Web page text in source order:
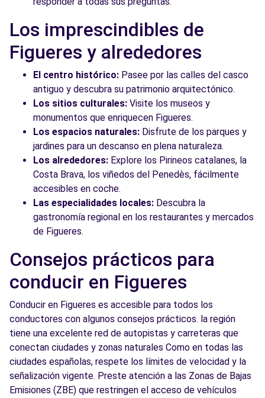
Los imprescindibles de
Figueres y alrededores
El centro histórico: Pasee por las calles del casco
antiguo y descubra su patrimonio arquitectónico.
Los sitios culturales: Visite los museos y
monumentos que enriquecen Figueres.
Los espacios naturales: Disfrute de los parques y
jardines para un descanso en plena naturaleza.
Los alrededores: Explore los Pirineos catalanes, la
Costa Brava, los viñedos del Penedès, fácilmente
accesibles en coche.
Las especialidades locales: Descubra la
gastronomía regional en los restaurantes y mercados
de Figueres.
Consejos prácticos para
conducir en Figueres
Conducir en Figueres es accesible para todos los
conductores con algunos consejos prácticos. la región
tiene una excelente red de autopistas y carreteras que
conectan ciudades y zonas naturales Como en todas las
ciudades españolas, respete los límites de velocidad y la
señalización vigente. Preste atención a las Zonas de Bajas
Emisiones (ZBE) que restringen el acceso de vehículos